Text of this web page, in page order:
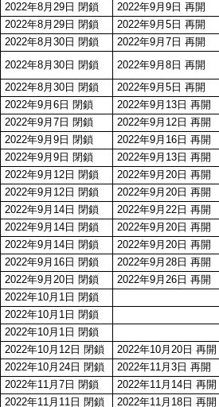
2022年8月29日 閉鎖
2022年9月9日 再開
2022年8月29日 閉鎖
2022年9月5日 再開
2022年8月30日 閉鎖
2022年9月7日 再開
2022年8月30日 閉鎖
2022年9月8日 再開
2022年8月30日 閉鎖
2022年9月5日 再開
2022年9月6日 閉鎖
2022年9月13日 再開
2022年9月7日 閉鎖
2022年9月12日 再開
2022年9月9日 閉鎖
2022年9月16日 再開
2022年9月9日 閉鎖
2022年9月13日 再開
2022年9月12日 閉鎖
2022年9月20日 再開
2022年9月12日 閉鎖
2022年9月20日 再開
2022年9月14日 閉鎖
2022年9月22日 再開
2022年9月14日 閉鎖
2022年9月20日 再開
2022年9月14日 閉鎖
2022年9月20日 再開
2022年9月16日 閉鎖
2022年9月28日 再開
2022年9月20日 閉鎖
2022年9月26日 再開
2022年10月1日 閉鎖
2022年10月1日 閉鎖
2022年10月1日 閉鎖
2022年10月12日 閉鎖
2022年10月20日 再開
2022年10月24日 閉鎖
2022年11月3日 再開
2022年11月7日 閉鎖
2022年11月14日 再開
2022年11月11日 閉鎖
2022年11月18日 再開